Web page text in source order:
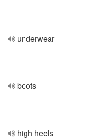
underwear
boots
high heels